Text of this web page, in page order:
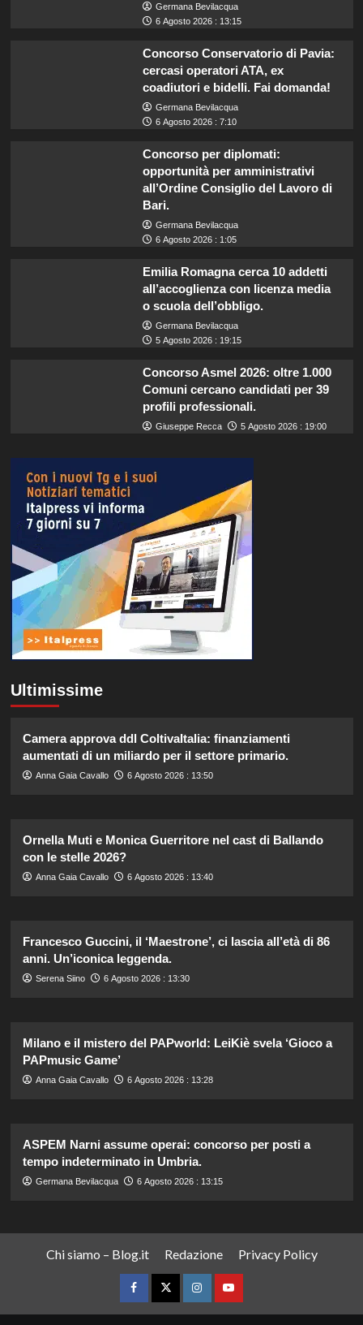
Germana Bevilacqua
6 Agosto 2026 : 13:15
Concorso Conservatorio di Pavia:
cercasi operatori ATA, ex
coadiutori e bidelli. Fai domanda!
Germana Bevilacqua
6 Agosto 2026 : 7:10
Concorso per diplomati:
opportunità per amministrativi
all’Ordine Consiglio del Lavoro di
Bari.
Germana Bevilacqua
6 Agosto 2026 : 1:05
Emilia Romagna cerca 10 addetti
all’accoglienza con licenza media
o scuola dell’obbligo.
Germana Bevilacqua
5 Agosto 2026 : 19:15
Concorso Asmel 2026: oltre 1.000
Comuni cercano candidati per 39
profili professionali.
Giuseppe Recca 5 Agosto 2026 : 19:00
Ultimissime
Camera approva ddl ColtivaItalia: finanziamenti
aumentati di un miliardo per il settore primario.
Anna Gaia Cavallo 6 Agosto 2026 : 13:50
Ornella Muti e Monica Guerritore nel cast di Ballando
con le stelle 2026?
Anna Gaia Cavallo 6 Agosto 2026 : 13:40
Francesco Guccini, il ‘Maestrone’, ci lascia all’età di 86
anni. Un’iconica leggenda.
Serena Siino 6 Agosto 2026 : 13:30
Milano e il mistero del PAPworld: LeiKiè svela ‘Gioco a
PAPmusic Game’
Anna Gaia Cavallo 6 Agosto 2026 : 13:28
ASPEM Narni assume operai: concorso per posti a
tempo indeterminato in Umbria.
Germana Bevilacqua 6 Agosto 2026 : 13:15
Chi siamo – Blog.it Redazione Privacy Policy
FacebookTwitterInstagramYouTube